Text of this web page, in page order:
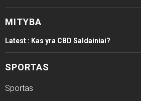
MITYBA
Latest : Kas yra CBD Saldainiai?
SPORTAS
Sportas